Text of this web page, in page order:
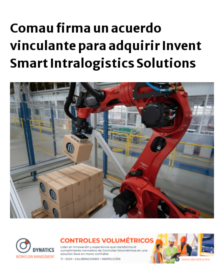
Comau firma un acuerdo
vinculante para adquirir Invent
Smart Intralogistics Solutions